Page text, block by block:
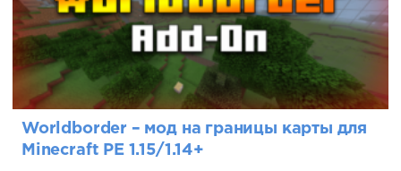
Worldborder – мод на границы карты для
Minecraft PE 1.15/1.14+